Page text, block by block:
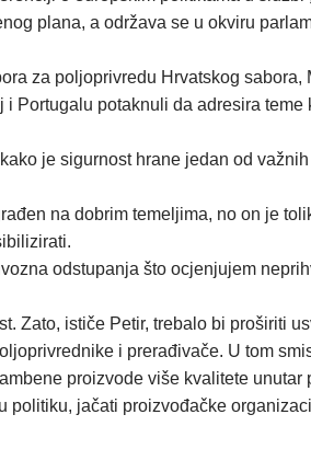
plana, a održava se u okviru
za poljoprivredu Hrvatskog sabora,
Portugalu potaknuli da adresira teme
je sigurnost hrane jedan od
na dobrim temeljima, no on je
odstupanja što ocjenjujem
Zato, ističe Petir, trebalo bi proširiti
i prerađivače. U tom
proizvode više kvalitete unutar
politiku, jačati proizvođačke